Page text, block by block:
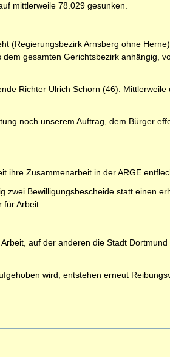
mittlerweile 78.029 gesunken.
(Regierungsbezirk Arnsberg ohne
gesamten Gerichtsbezirk anhängig,
Richter Ulrich Schorn (46).
noch unserem Auftrag, dem Bürger
ihre Zusammenarbeit in der ARGE
zwei Bewilligungsbescheide statt einen
Arbeit.
auf der anderen die Stadt Dortmund
wird, entstehen erneut